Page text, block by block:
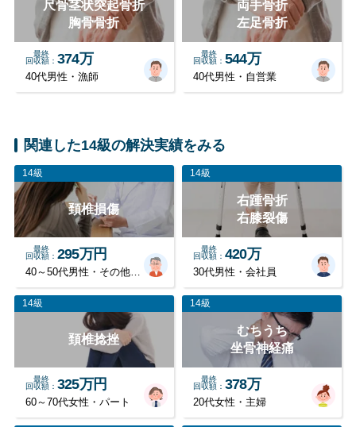
尺骨茎状突起骨折
胸骨骨折
最終
回収額
374万
40代男性・漁師
両手骨折
左足骨折
最終
回収額
544万
40代男性・自営業
関連した14級の解決実績をみる
14級
頚椎損傷
最終
回収額
295万円
40～50代男性・その他職業
14級
右踵骨折
右膝裂傷
最終
回収額
420万
30代男性・会社員
14級
頚椎捻挫
最終
回収額
325万円
60～70代女性・パート
14級
むちうち
坐骨神経痛
最終
回収額
378万
20代女性・主婦